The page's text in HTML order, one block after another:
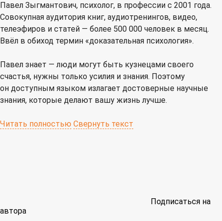
Павел Зыгмантович, психолог, в профессии с 2001 года.
Совокупная аудитория книг, аудиотренингов, видео,
телеэфиров и статей — более 500 000 человек в месяц.
Ввёл в обиход термин «доказательная психология».
Павел знает — люди могут быть кузнецами своего
счастья, нужны только усилия и знания. Поэтому
он доступным языком излагает достоверные научные
знания, которые делают вашу жизнь лучше.
Читать полностью Свернуть текст
Подписаться на
автора